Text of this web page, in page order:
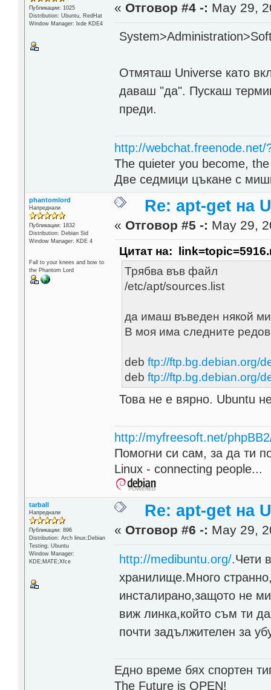
Публикации: 1025
Distribution: Ubuntu, RedHat
Window Manager: lxde KDE4
« Отговор #4 -: May 29,
Отмяташ Universe като
даваш "да". Пускаш
преди.
http://webchat.freenode.net/
The quieter you become,
Две седмици цъкане с
phantomlord
Напреднали
Публикации: 1832
Distribution: Debian Sid
Window Manager: KDE 4
Fall to your knees and bow to
the Phantom Lord
Re: apt-get на
« Отговор #5 -: May 29,
Цитат на:
Трябва във файл
/etc/apt/sources.list
да имаш въведен някой
В моя има следните
debftp://ftp.bg.debian.org/
debftp://ftp.bg.debian.org/
Това не е вярно. Ubuntu
http://myfreesoft.net/
Помогни си сам, за да ти
Linux - connecting people...
tarball
Напреднали
Публикации: 896
Distribution: Arch linux;Debian
Testing; Ubuntu
Window Manager:
KDE;MATE;Xfce
Re: apt-get на
« Отговор #6 -: May 29,
http://medibuntu.org/.Чети
хранилище.Много
инсталирано,защото не
виж линка,който съм ти
почти задължителен за
Едно време бях спортен
The Future is OPEN!